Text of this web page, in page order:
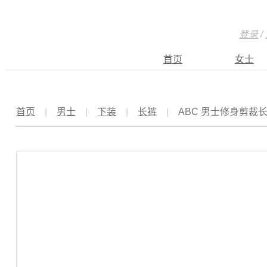
登录/
首页 女士
首页 男士 下装 长裤 ABC 男士修身剪裁